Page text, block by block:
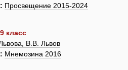
Просвещение 2015-2024
класс
В.В. Львов
Мнемозина 2016